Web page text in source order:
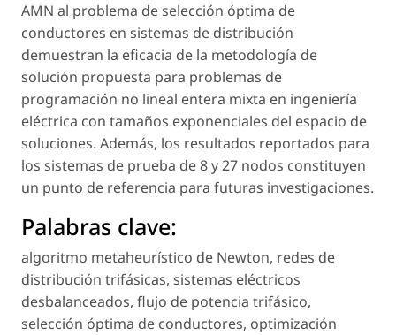
AMN al problema de selección óptima de
conductores en sistemas de distribución
demuestran la eficacia de la metodología de
solución propuesta para problemas de
programación no lineal entera mixta en ingeniería
eléctrica con tamaños exponenciales del espacio de
soluciones. Además, los resultados reportados para
los sistemas de prueba de 8 y 27 nodos constituyen
un punto de referencia para futuras investigaciones.
Palabras clave:
algoritmo metaheurístico de Newton, redes de
distribución trifásicas, sistemas eléctricos
desbalanceados, flujo de potencia trifásico,
selección óptima de conductores, optimización